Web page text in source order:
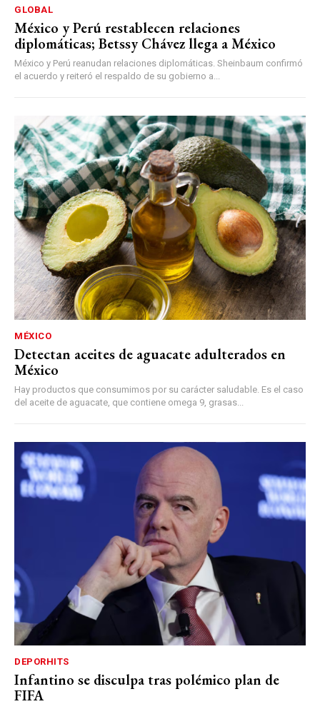
GLOBAL
México y Perú restablecen relaciones
diplomáticas; Betssy Chávez llega a México
México y Perú reanudan relaciones diplomáticas. Sheinbaum confirmó
el acuerdo y reiteró el respaldo de su gobierno a...
MÉXICO
Detectan aceites de aguacate adulterados en
México
Hay productos que consumimos por su carácter saludable. Es el caso
del aceite de aguacate, que contiene omega 9, grasas...
DEPORHITS
Infantino se disculpa tras polémico plan de
FIFA